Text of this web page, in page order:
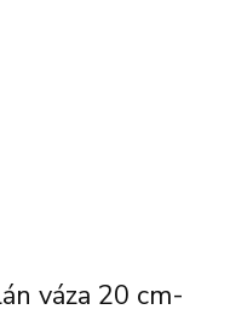
váza 20 cm-